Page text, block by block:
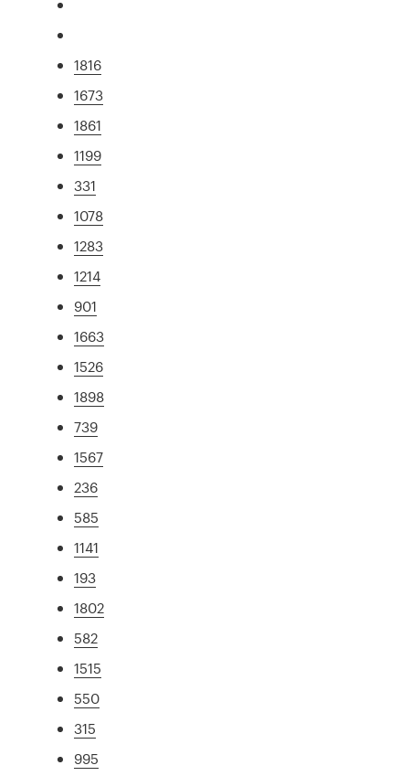
1816
1673
1861
1199
331
1078
1283
1214
901
1663
1526
1898
739
1567
236
585
1141
193
1802
582
1515
550
315
995